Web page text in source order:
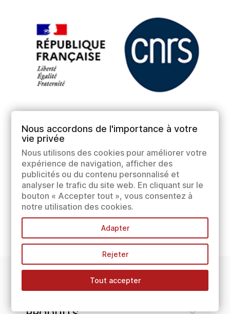
INFORMATIONS
Nous accordons de l'importance à votre
vie privée
Nous utilisons des cookies pour améliorer votre
expérience de navigation, afficher des
publicités ou du contenu personnalisé et
analyser le trafic du site web. En cliquant sur le
bouton « Accepter tout », vous consentez à
notre utilisation des cookies.
Adapter
Rejeter
Tout accepter